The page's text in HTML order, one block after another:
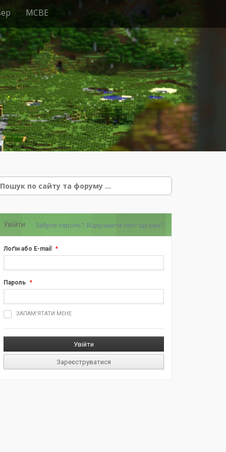
MCBE
Увійти Забули пароль? Відправити лист ще раз?
Лоґін або E-mail *
Пароль *
ЗАПАМ'ЯТАТИ МЕНЕ